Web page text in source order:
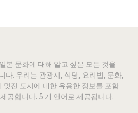
문화에 대해 알고 싶은 모든 것을
다. 우리는 관광지, 식당, 요리법, 문화,
멋진 도시에 대한 유용한 정보를 포함
공합니다. 5 개 언어로 제공됩니다.